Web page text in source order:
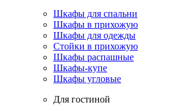
Шкафы для спальни
Шкафы в прихожую
Шкафы для одежды
Стойки в прихожую
Шкафы распашные
Шкафы-купе
Шкафы угловые
Для гостиной